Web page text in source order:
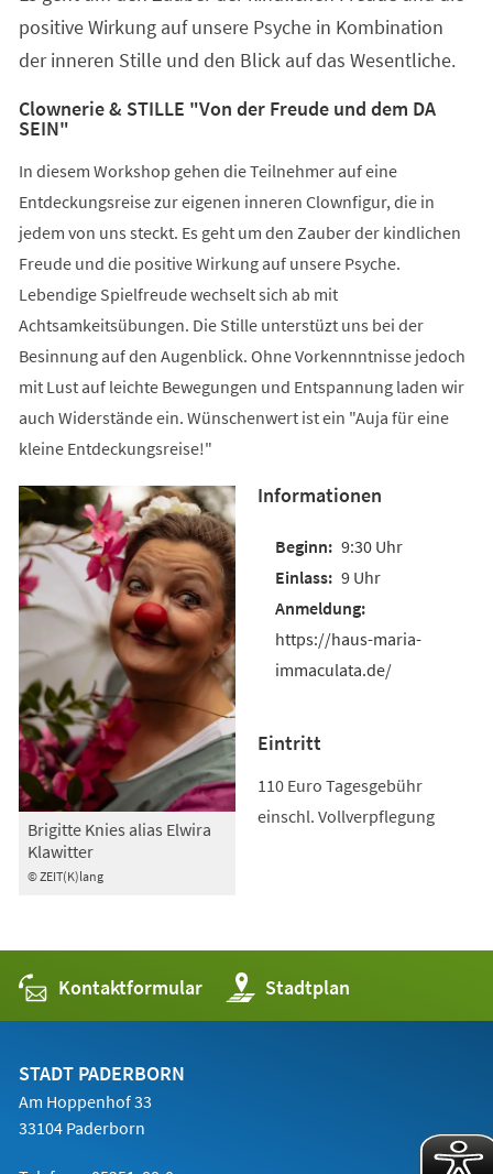
positive Wirkung auf unsere Psyche in Kombination
der inneren Stille und den Blick auf das Wesentliche.
Clownerie & STILLE "Von der Freude und dem DA
SEIN"
In diesem Workshop gehen die Teilnehmer auf eine
Entdeckungsreise zur eigenen inneren Clownfigur, die in
jedem von uns steckt. Es geht um den Zauber der kindlichen
Freude und die positive Wirkung auf unsere Psyche.
Lebendige Spielfreude wechselt sich ab mit
Achtsamkeitsübungen. Die Stille unterstüzt uns bei der
Besinnung auf den Augenblick. Ohne Vorkennntnisse jedoch
mit Lust auf leichte Bewegungen und Entspannung laden wir
auch Widerstände ein. Wünschenwert ist ein "Auja für eine
kleine Entdeckungsreise!"
© ZEIT(K)lang
Brigitte Knies alias Elwira
Klawitter
Informationen
9:30 Uhr
9 Uhr
https://haus-maria-
immaculata.de/
Eintritt
110 Euro Tagesgebühr
einschl. Vollverpflegung
Kontaktformular Stadtplan
(Öffnet
in
einem
STADT PADERBORN
Am Hoppenhof 33
33104 Paderborn